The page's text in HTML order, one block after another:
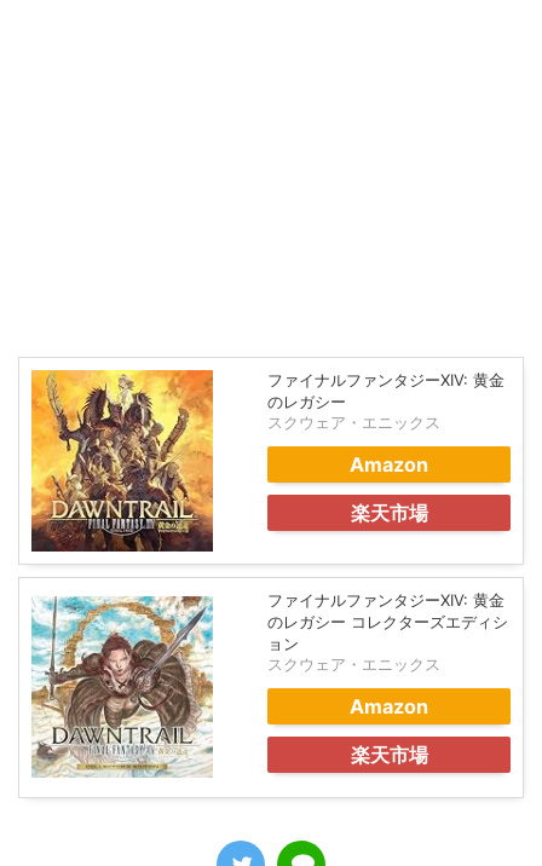
ファイナルファンタジーXIV: 黄金
のレガシー
スクウェア・エニックス
Amazon
楽天市場
ファイナルファンタジーXIV: 黄金
のレガシー コレクターズエディシ
ョン
スクウェア・エニックス
Amazon
楽天市場